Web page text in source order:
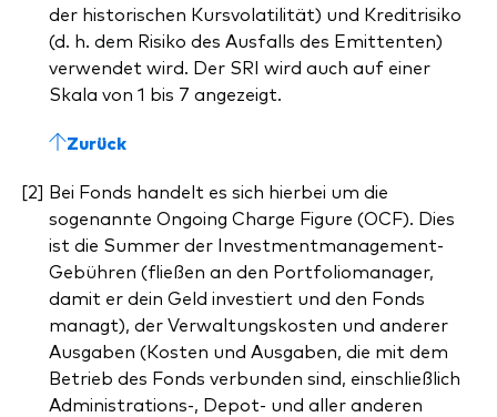
der historischen Kursvolatilität) und Kreditrisiko
(d. h. dem Risiko des Ausfalls des Emittenten)
verwendet wird. Der SRI wird auch auf einer
Skala von 1 bis 7 angezeigt.
Zurück
Bei Fonds handelt es sich hierbei um die
sogenannte Ongoing Charge Figure (OCF). Dies
ist die Summer der Investmentmanagement-
Gebühren (fließen an den Portfoliomanager,
damit er dein Geld investiert und den Fonds
managt), der Verwaltungskosten und anderer
Ausgaben (Kosten und Ausgaben, die mit dem
Betrieb des Fonds verbunden sind, einschließlich
Administrations-, Depot- und aller anderen